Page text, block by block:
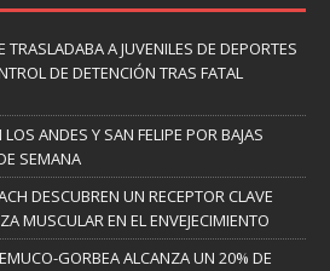
A JUVENILES DE DEPORTES
DE DETENCIÓN TRAS FATAL
ANDES Y SAN FELIPE POR BAJAS
SEMANA
DESCUBREN UN RECEPTOR CLAVE
MUSCULAR EN EL ENVEJECIMIENTO
GORBEA ALCANZA UN 20% DE